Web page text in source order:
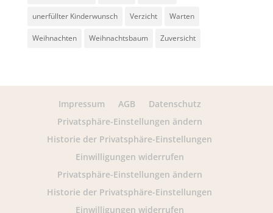
unerfüllter Kinderwunsch Verzicht Warten
Weihnachten Weihnachtsbaum Zuversicht
Impressum AGB
Datenschutz
Privatsphäre-Einstellungen ändern
Historie der Privatsphäre-Einstellungen
Einwilligungen widerrufen
Privatsphäre-Einstellungen ändern
Historie der Privatsphäre-Einstellungen
Einwilligungen widerrufen